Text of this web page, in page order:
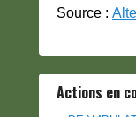
Source :
Actions en